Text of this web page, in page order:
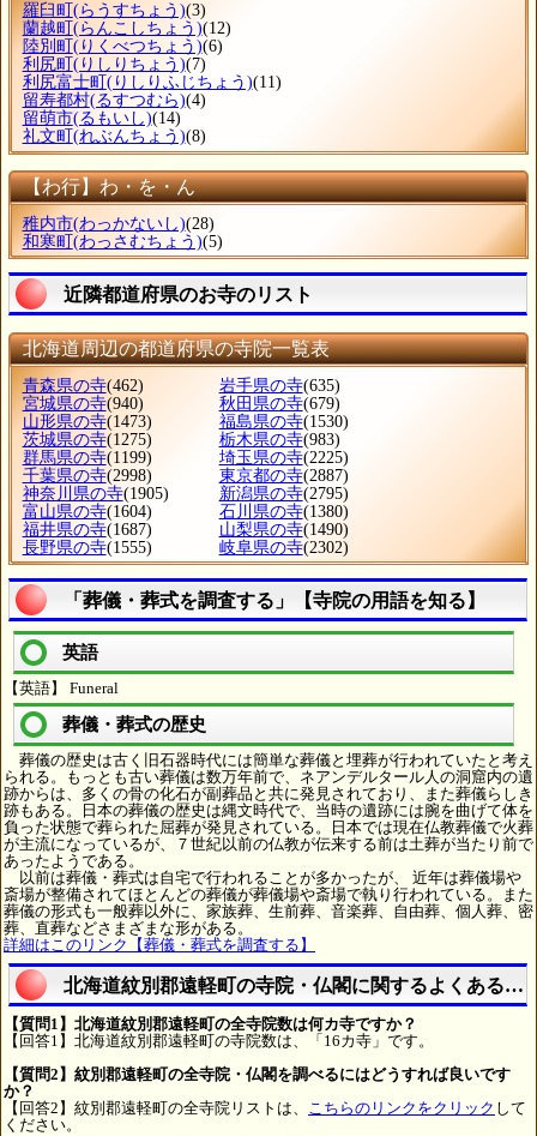
羅臼町 (らうすちょう)(3)
蘭越町 (らんこしちょう)(12)
陸別町 (りくべつちょう)(6)
利尻町 (りしりちょう)(7)
利尻富士町 (りしりふじちょう)(11)
留寿都村(るすつむら)(4)
留萌市(るもいし)(14)
礼文町 (れぶんちょう)(8)
【わ行】わ・を・ん
稚内市(わっかないし)(28)
和寒町 (わっさむちょう)(5)
近隣都道府県のお寺のリスト
北海道周辺の都道府県の寺院一覧表
青森県の寺(462) 岩手県の寺(635)
宮城県の寺(940) 秋田県の寺(679)
山形県の寺(1473) 福島県の寺(1530)
茨城県の寺(1275) 栃木県の寺(983)
群馬県の寺(1199) 埼玉県の寺(2225)
千葉県の寺(2998) 東京都の寺(2887)
神奈川県の寺(1905) 新潟県の寺(2795)
富山県の寺(1604) 石川県の寺(1380)
福井県の寺(1687) 山梨県の寺(1490)
長野県の寺(1555) 岐阜県の寺(2302)
「葬儀・葬式を調査する」【寺院の用語を知る】
英語
【英語】 Funeral
葬儀・葬式の歴史
葬儀の歴史は古く旧石器時代には簡単な葬儀と埋葬が行われていたと考え
られる。もっとも古い葬儀は数万年前で、ネアンデルタール人の洞窟内の遺
跡からは、多くの骨の化石が副葬品と共に発見されており、また葬儀らしき
跡もある。日本の葬儀の歴史は縄文時代で、当時の遺跡には腕を曲げて体を
負った状態で葬られた屈葬が発見されている。日本では現在仏教葬儀で火葬
が主流になっているが、７世紀以前の仏教が伝来する前は土葬が当たり前で
あったようである。
以前は葬儀・葬式は自宅で行われることが多かったが、 近年は葬儀場や
斎場が整備されてほとんどの葬儀が葬儀場や斎場で執り行われている。また
葬儀の形式も一般葬以外に、家族葬、生前葬、音楽葬、自由葬、個人葬、密
葬、直葬などさまざまな形がある。
詳細はこのリンク【葬儀・葬式を調査する】
北海道紋別郡遠軽町の寺院・仏閣に関するよくある質
【質問1】北海道紋別郡遠軽町の全寺院数は何カ寺ですか？
【回答1】北海道紋別郡遠軽町の寺院数は、「16カ寺」です。
【質問2】紋別郡遠軽町の全寺院・仏閣を調べるにはどうすれば良いです
か？
【回答2】紋別郡遠軽町の全寺院リストは、 こちらのリンクをクリック して
ください。